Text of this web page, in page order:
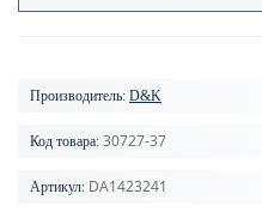
Производитель: D&K
Код товара: 30727-37
Артикул: DA1423241